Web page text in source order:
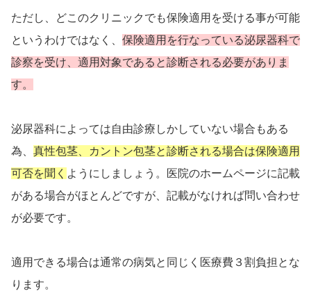
ただし、どこのクリニックでも保険適用を受ける事が可能
というわけではなく、 保険適用を行なっている泌尿器科で
診察を受け、適用対象であると診断される必要がありま
す。
泌尿器科によっては自由診療しかしていない場合もある
為、 真性包茎、カントン包茎と診断される場合は保険適用
可否を聞く ようにしましょう。医院のホームページに記載
がある場合がほとんどですが、記載がなければ問い合わせ
が必要です。
適用できる場合は通常の病気と同じく医療費３割負担とな
ります。